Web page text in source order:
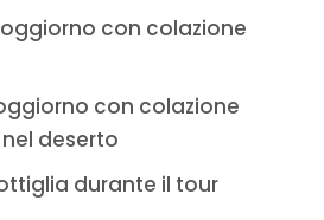
con colazione
con colazione
deserto
durante il tour